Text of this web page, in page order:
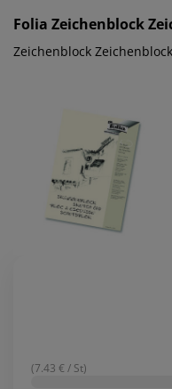
Folia Zeichenblock
Zeichenblock
(7.43 € / St)